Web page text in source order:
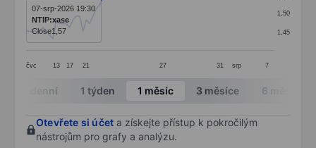
The chart has 1 X axis displaying categories.
The chart has 1 Y axis displaying values. Data ranges
čvc 13 17 21 27 31 srp 7
1,45
1,50
07-srp-2026 19:30
NTIP:xase
Close1,57
End of interactive chart.
Intradenní 1 týden 1 měsíc 3 měsíce 6 měsíců
Otevřete si účet a získejte přístup k pokročilým
nástrojům pro grafy a analýzu.